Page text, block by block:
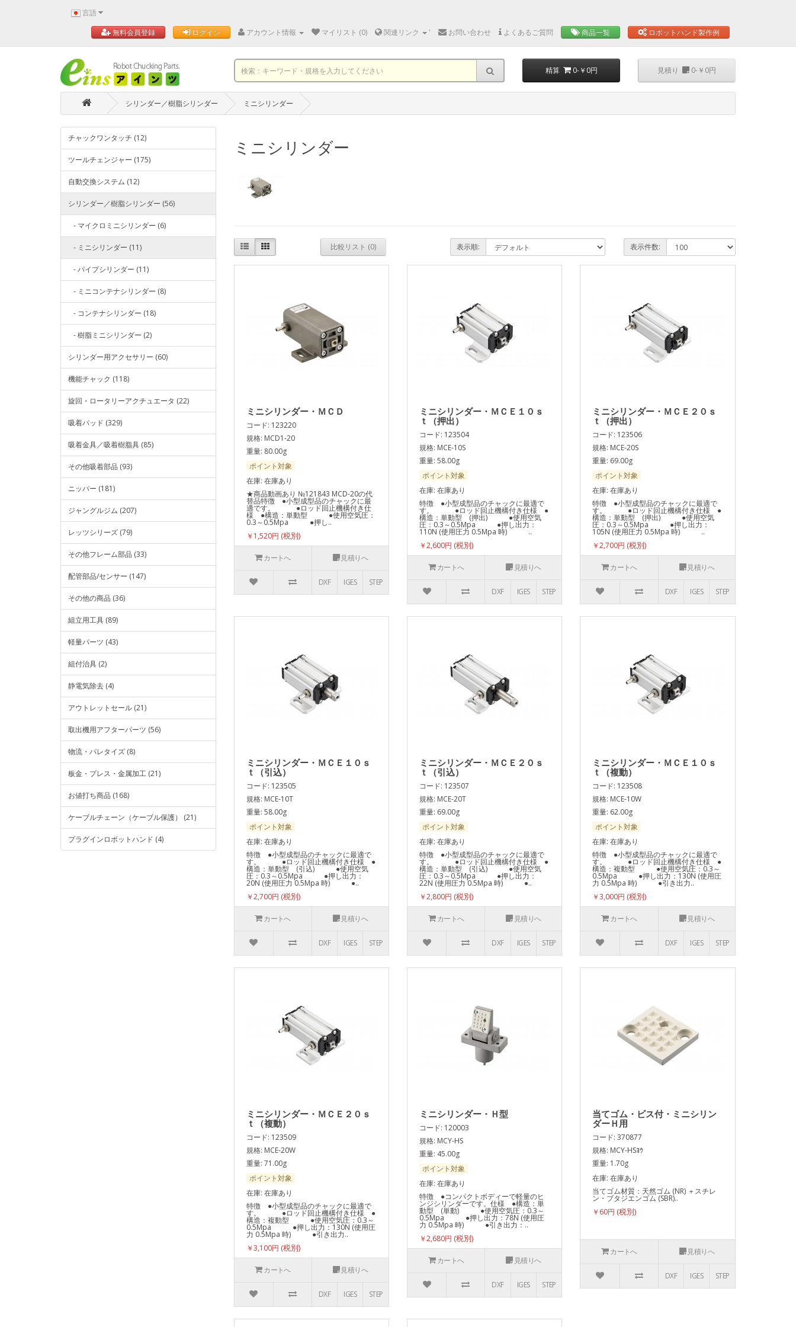
言語
無料会員登録
ログイン アカウント情報 マイリスト (0) 関連リンク ' お問い合わせ よくあるご質問 商品一覧 ロボットハンド製作例
精算 0-￥0円 見積り 0-￥0円
シリンダー／樹脂シリンダー ミニシリンダー
チャックワンタッチ (12)
ツールチェンジャー (175)
自動交換システム (12)
シリンダー／樹脂シリンダー (56)
- マイクロミニシリンダー (6)
- ミニシリンダー (11)
- パイプシリンダー (11)
- ミニコンテナシリンダー (8)
- コンテナシリンダー (18)
- 樹脂ミニシリンダー (2)
シリンダー用アクセサリー (60)
機能チャック (118)
旋回・ロータリーアクチュエータ (22)
吸着パッド (329)
吸着金具／吸着樹脂具 (85)
その他吸着部品 (93)
ニッパー (181)
ジャングルジム (207)
レッツシリーズ (79)
その他フレーム部品 (33)
配管部品/センサー (147)
その他の商品 (36)
組立用工具 (89)
軽量パーツ (43)
組付治具 (2)
静電気除去 (4)
アウトレットセール (21)
取出機用アフターパーツ (56)
物流・パレタイズ (8)
板金・プレス・金属加工 (21)
お値打ち商品 (168)
ケーブルチェーン（ケーブル保護） (21)
プラグインロボットハンド (4)
ミニシリンダー
比較リスト (0) 表示順: 表示件数:
ミニシリンダー・ＭＣＤ
コード: 123220
規格: MCD1-20
重量: 80.00g
ポイント対象
在庫: 在庫あり
★商品動画あり №121843 MCD-20の代
替品特徴 ●小型成型品のチャックに最
適です。 ●ロッド回止機構付き仕
様 ●構造：単動型 ●使用空気圧：
0.3～0.5Mpa ●押し..
￥1,520円
カートへ 見積りへ
DXF IGES STEP
ミニシリンダー・ＭＣＥ１０ｓ
ｔ（押出）
コード: 123504
規格: MCE-10S
重量: 58.00g
ポイント対象
在庫: 在庫あり
特徴 ●小型成型品のチャックに最適で
す。 ●ロッド回止機構付き仕様 ●
構造：単動型 (押出) ●使用空気
圧：0.3～0.5Mpa ●押し出力：
110N (使用圧力 0.5Mpa 時) ..
￥2,600円
カートへ 見積りへ
DXF IGES STEP
ミニシリンダー・ＭＣＥ２０ｓ
ｔ（押出）
コード: 123506
規格: MCE-20S
重量: 69.00g
ポイント対象
在庫: 在庫あり
特徴 ●小型成型品のチャックに最適で
す。 ●ロッド回止機構付き仕様 ●
構造：単動型 (押出) ●使用空気
圧：0.3～0.5Mpa ●押し出力：
105N (使用圧力 0.5Mpa 時) ..
￥2,700円
カートへ 見積りへ
DXF IGES STEP
ミニシリンダー・ＭＣＥ１０ｓ
ｔ（引込）
コード: 123505
規格: MCE-10T
重量: 58.00g
ポイント対象
在庫: 在庫あり
特徴 ●小型成型品のチャックに最適で
す。 ●ロッド回止機構付き仕様 ●
構造：単動型 (引込) ●使用空気
圧：0.3～0.5Mpa ●押し出力：
20N (使用圧力 0.5Mpa 時) ●..
￥2,700円
カートへ 見積りへ
DXF IGES STEP
ミニシリンダー・ＭＣＥ２０ｓ
ｔ（引込）
コード: 123507
規格: MCE-20T
重量: 69.00g
ポイント対象
在庫: 在庫あり
特徴 ●小型成型品のチャックに最適で
す。 ●ロッド回止機構付き仕様 ●
構造：単動型 (引込) ●使用空気
圧：0.3～0.5Mpa ●押し出力：
22N (使用圧力 0.5Mpa 時) ●..
￥2,800円
カートへ 見積りへ
DXF IGES STEP
ミニシリンダー・ＭＣＥ１０ｓ
ｔ（複動）
コード: 123508
規格: MCE-10W
重量: 62.00g
ポイント対象
在庫: 在庫あり
特徴 ●小型成型品のチャックに最適で
す。 ●ロッド回止機構付き仕様 ●
構造：複動型 ●使用空気圧：0.3～
0.5Mpa ●押し出力：130N (使用圧
力 0.5Mpa 時) ●引き出力..
￥3,000円
カートへ 見積りへ
DXF IGES STEP
ミニシリンダー・ＭＣＥ２０ｓ
ｔ（複動）
コード: 123509
規格: MCE-20W
重量: 71.00g
ポイント対象
在庫: 在庫あり
特徴 ●小型成型品のチャックに最適で
す。 ●ロッド回止機構付き仕様 ●
構造：複動型 ●使用空気圧：0.3～
0.5Mpa ●押し出力：130N (使用圧
力 0.5Mpa 時) ●引き出力..
￥3,100円
カートへ 見積りへ
DXF IGES STEP
ミニシリンダー・Ｈ型
コード: 120003
規格: MCY-HS
重量: 45.00g
ポイント対象
在庫: 在庫あり
特徴 ●コンパクトボディーで軽量のヒ
ンジシリンダーです。仕様 ●構造：単
動型 (単動) ●使用空気圧：0.3～
0.5Mpa ●押し出力：78N (使用圧
力 0.5Mpa 時) ●引き出力：..
￥2,680円
カートへ 見積りへ
DXF IGES STEP
当てゴム・ビス付・ミニシリン
ダーＨ用
コード: 370877
規格: MCY-HSﾖｳ
重量: 1.70g
在庫: 在庫あり
当てゴム材質：天然ゴム (NR) ＋スチレ
ン・ブタジエンゴム (SBR)..
￥60円
カートへ 見積りへ
DXF IGES STEP